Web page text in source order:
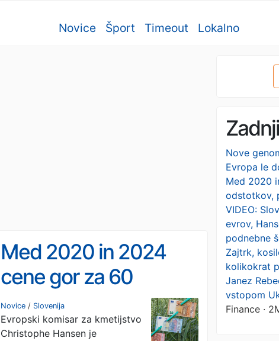
Novice Šport Timeout Lokalno
Nove
Evropa le
Med 2020
odstotkov,
VIDEO:
evrov,
podnebne
Zajtrk,
kolikokrat
Janez
vstopom
Finance ·
Med 2020 in 2024
cene gor za 60
odstotkov, po 2024 še
za 70
Novice / Slovenija
Evropski komisar za kmetijstvo
Christophe Hansen je